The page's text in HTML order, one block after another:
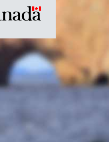
/
du
gouvernement
du